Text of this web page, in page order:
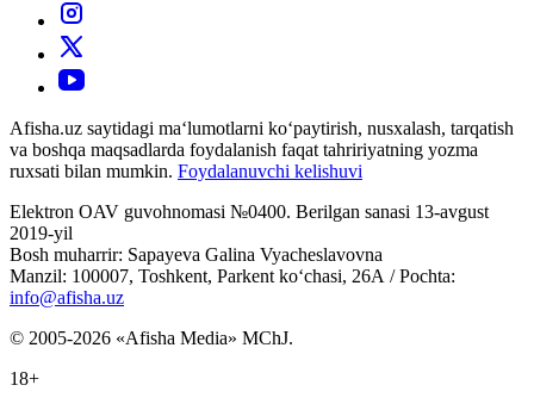
Afisha.uz saytidagi ma‘lumotlarni ko‘paytirish, nusxalash, tarqatish
va boshqa maqsadlarda foydalanish faqat tahririyatning yozma
ruxsati bilan mumkin. Foydalanuvchi kelishuvi
Elektron OAV guvohnomasi №0400. Berilgan sanasi 13-avgust
2019-yil
Bosh muharrir: Sapayeva Galina Vyacheslavovna
Manzil: 100007, Toshkent, Parkent ko‘chasi, 26А / Pochta:
info@afisha.uz
© 2005-2026 «Afisha Media» MChJ.
18+